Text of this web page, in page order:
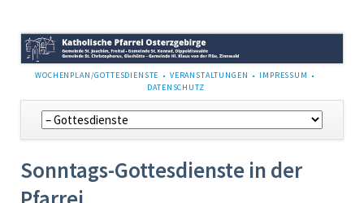
NAVIGATION
WOCHENPLAN/GOTTESDIENSTE VERANSTALTUNGEN
IMPRESSUM
DATENSCHUTZ
Navigation
überspringen
Sonntags-Gottesdienste in der